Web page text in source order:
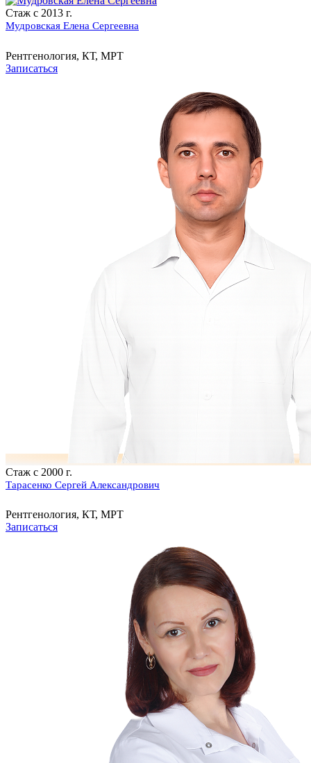
Стаж с 2013 г.
Мудровская Елена Сергеевна
Рентгенология, КТ, МРТ
Записаться
Стаж с 2000 г.
Тарасенко Сергей Александрович
Рентгенология, КТ, МРТ
Записаться